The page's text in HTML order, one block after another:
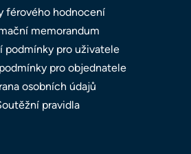
férového hodnocení
memorandum
podmínky pro uživatele
pro objednatele
osobních údajů
pravidla